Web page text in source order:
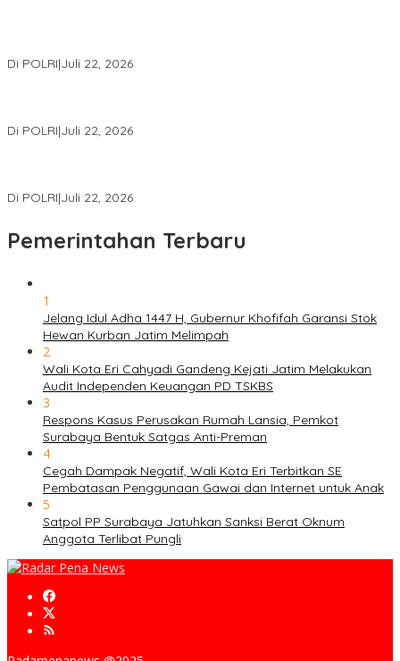
Di POLRI|Juli 22, 2026
Di POLRI|Juli 22, 2026
Di POLRI|Juli 22, 2026
Pemerintahan Terbaru
1
Jelang Idul Adha 1447 H, Gubernur Khofifah Garansi Stok
Hewan Kurban Jatim Melimpah
2
Wali Kota Eri Cahyadi Gandeng Kejati Jatim Melakukan
Audit Independen Keuangan PD TSKBS
3
Respons Kasus Perusakan Rumah Lansia, Pemkot
Surabaya Bentuk Satgas Anti-Preman
4
Cegah Dampak Negatif, Wali Kota Eri Terbitkan SE
Pembatasan Penggunaan Gawai dan Internet untuk Anak
5
Satpol PP Surabaya Jatuhkan Sanksi Berat Oknum
Anggota Terlibat Pungli